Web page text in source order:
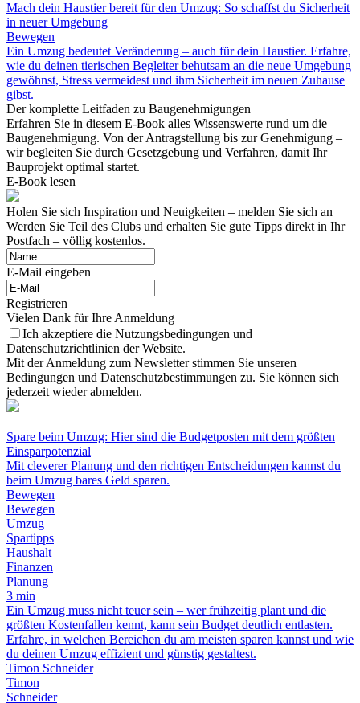
Mach dein Haustier bereit für den Umzug: So schaffst du Sicherheit
in neuer Umgebung
Bewegen
Ein Umzug bedeutet Veränderung – auch für dein Haustier. Erfahre,
wie du deinen tierischen Begleiter behutsam an die neue Umgebung
gewöhnst, Stress vermeidest und ihm Sicherheit im neuen Zuhause
gibst.
Der komplette Leitfaden zu Baugenehmigungen
Erfahren Sie in diesem E-Book alles Wissenswerte rund um die
Baugenehmigung. Von der Antragstellung bis zur Genehmigung –
wir begleiten Sie durch Gesetzgebung und Verfahren, damit Ihr
Bauprojekt optimal startet.
E-Book lesen
Holen Sie sich Inspiration und Neuigkeiten – melden Sie sich an
Werden Sie Teil des Clubs und erhalten Sie gute Tipps direkt in Ihr
Postfach – völlig kostenlos.
E-Mail eingeben
Registrieren
Vielen Dank für Ihre Anmeldung
Ich akzeptiere die Nutzungsbedingungen und
Datenschutzrichtlinien der Website.
Mit der Anmeldung zum Newsletter stimmen Sie unseren
Bedingungen und Datenschutzbestimmungen zu. Sie können sich
jederzeit wieder abmelden.
Spare beim Umzug: Hier sind die Budgetposten mit dem größten
Einsparpotenzial
Mit cleverer Planung und den richtigen Entscheidungen kannst du
beim Umzug bares Geld sparen.
Bewegen
Bewegen
Umzug
Spartipps
Haushalt
Finanzen
Planung
3 min
Ein Umzug muss nicht teuer sein – wer frühzeitig plant und die
größten Kostenfallen kennt, kann sein Budget deutlich entlasten.
Erfahre, in welchen Bereichen du am meisten sparen kannst und wie
du deinen Umzug effizient und günstig gestaltest.
Timon Schneider
Timon
Schneider